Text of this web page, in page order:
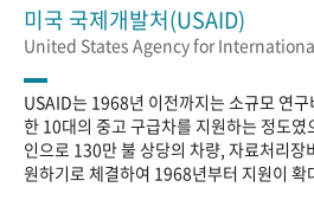
미국 국제개발처(USAID)
United States Agency for
USAID는 1968년 이전까지는 소규모 연구
한 10대의 중고 구급차를 지원하는 정도
인으로 130만 불 상당의 차량, 자료처리장
원하기로 체결하여 1968년부터 지원이 확